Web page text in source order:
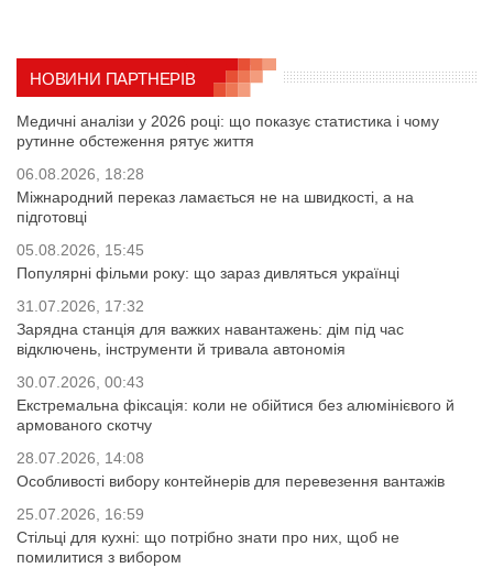
НОВИНИ ПАРТНЕРІВ
Медичні аналізи у 2026 році: що показує статистика і чому
рутинне обстеження рятує життя
06.08.2026, 18:28
Міжнародний переказ ламається не на швидкості, а на
підготовці
05.08.2026, 15:45
Популярні фільми року: що зараз дивляться українці
31.07.2026, 17:32
Зарядна станція для важких навантажень: дім під час
відключень, інструменти й тривала автономія
30.07.2026, 00:43
Екстремальна фіксація: коли не обійтися без алюмінієвого й
армованого скотчу
28.07.2026, 14:08
Особливості вибору контейнерів для перевезення вантажів
25.07.2026, 16:59
Стільці для кухні: що потрібно знати про них, щоб не
помилитися з вибором